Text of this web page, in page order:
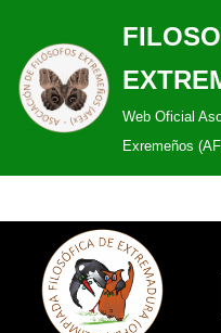
Saltar
al
contenido
Web Oficial
Exremeños